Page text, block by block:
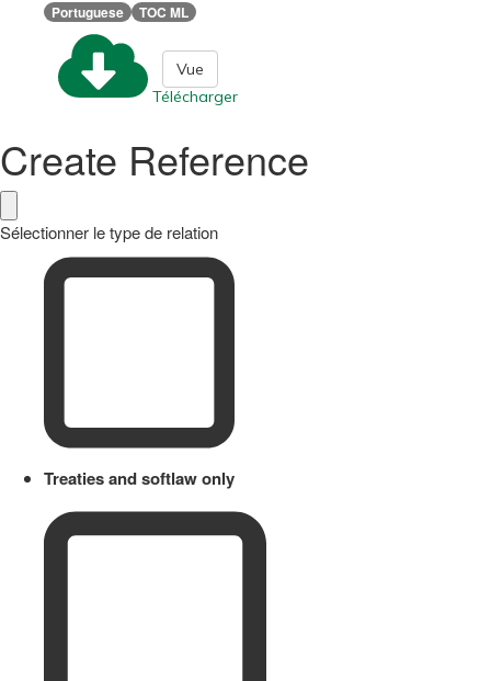
Portuguese TOC ML
Télécharger
Vue
Create Reference
Sélectionner le type de relation
Treaties and softlaw only